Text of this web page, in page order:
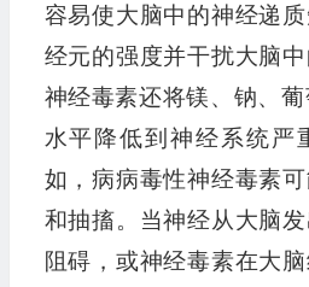
容易使大脑中的神经递
经元的强度并干扰大脑
神经毒素还将镁、钠、
水平降低到神经系统严
如，病病毒性神经毒素
和抽搐。当神经从大脑
阻碍，或神经毒素在大